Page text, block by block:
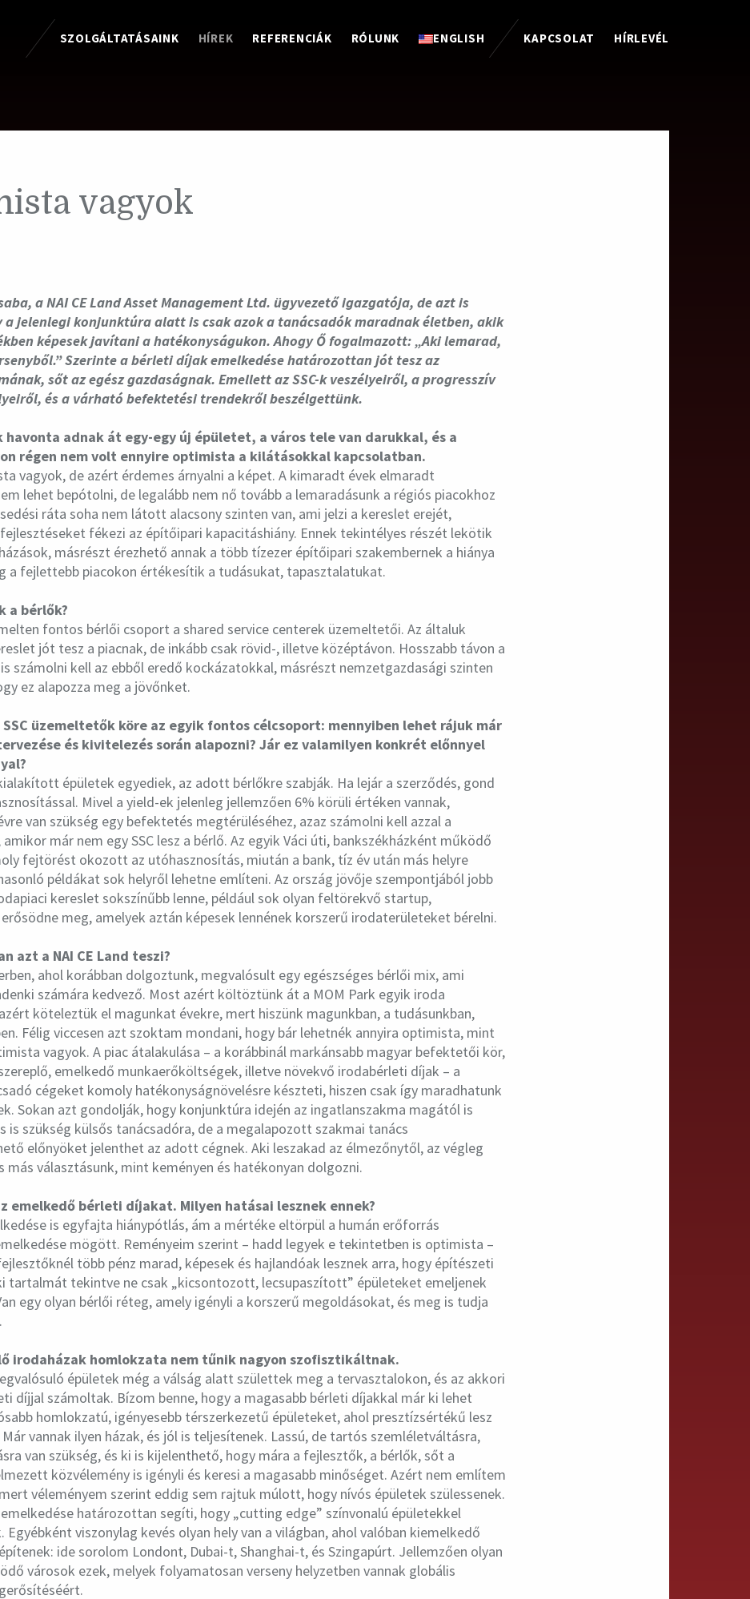
SZOLGÁLTATÁSAINK HÍREK REFERENCIÁK RÓLUNK ENGLISH KAPCSOLAT HÍRLEVÉL
vagyok
a NAI CE Land Asset Management Ltd. ügyvezető igazgatója, de azt is
a jelenlegi konjunktúra alatt is csak azok a tanácsadók maradnak életben, akik
képesek javítani a hatékonyságukon. Ahogy Ő fogalmazott: „Aki lemarad,
Szerinte a bérleti díjak emelkedése határozottan jót tesz az
sőt az egész gazdaságnak. Emellett az SSC-k veszélyeiről, a progresszív
és a várható befektetési trendekről beszélgettünk.
havonta adnak át egy-egy új épületet, a város tele van darukkal, és a
régen nem volt ennyire optimista a kilátásokkal kapcsolatban.
vagyok, de azért érdemes árnyalni a képet. A kimaradt évek elmaradt
lehet bepótolni, de legalább nem nő tovább a lemaradásunk a régiós piacokhoz
ráta soha nem látott alacsony szinten van, ami jelzi a kereslet erejét,
fékezi az építőipari kapacitáshiány. Ennek tekintélyes részét lekötik
másrészt érezhető annak a több tízezer építőipari szakembernek a hiánya
a fejlettebb piacokon értékesítik a tudásukat, tapasztalatukat.
a bérlők?
fontos bérlői csoport a shared service centerek üzemeltetői. Az általuk
jót tesz a piacnak, de inkább csak rövid-, illetve középtávon. Hosszabb távon a
számolni kell az ebből eredő kockázatokkal, másrészt nemzetgazdasági szinten
ez alapozza meg a jövőnket.
SSC üzemeltetők köre az egyik fontos célcsoport: mennyiben lehet rájuk már
és kivitelezés során alapozni? Jár ez valamilyen konkrét előnnyel
épületek egyediek, az adott bérlőkre szabják. Ha lejár a szerződés, gond
Mivel a yield-ek jelenleg jellemzően 6% körüli értéken vannak,
van szükség egy befektetés megtérüléséhez, azaz számolni kell azzal a
már nem egy SSC lesz a bérlő. Az egyik Váci úti, bankszékházként működő
fejtörést okozott az utóhasznosítás, miután a bank, tíz év után más helyre
példákat sok helyről lehetne említeni. Az ország jövője szempontjából jobb
kereslet sokszínűbb lenne, például sok olyan feltörekvő startup,
meg, amelyek aztán képesek lennének korszerű irodaterületeket bérelni.
azt a NAI CE Land teszi?
ahol korábban dolgoztunk, megvalósult egy egészséges bérlői mix, ami
számára kedvező. Most azért költöztünk át a MOM Park egyik iroda
köteleztük el magunkat évekre, mert hiszünk magunkban, a tudásunkban,
Félig viccesen azt szoktam mondani, hogy bár lehetnék annyira optimista, mint
vagyok. A piac átalakulása – a korábbinál markánsabb magyar befektetői kör,
emelkedő munkaerőköltségek, illetve növekvő irodabérleti díjak – a
cégeket komoly hatékonyságnövelésre készteti, hiszen csak így maradhatunk
Sokan azt gondolják, hogy konjunktúra idején az ingatlanszakma magától is
is szükség külsős tanácsadóra, de a megalapozott szakmai tanács
előnyöket jelenthet az adott cégnek. Aki leszakad az élmezőnytől, az végleg
más választásunk, mint keményen és hatékonyan dolgozni.
emelkedő bérleti díjakat. Milyen hatásai lesznek ennek?
is egyfajta hiánypótlás, ám a mértéke eltörpül a humán erőforrás
mögött. Reményeim szerint – hadd legyek e tekintetben is optimista –
több pénz marad, képesek és hajlandóak lesznek arra, hogy építészeti
tartalmát tekintve ne csak „kicsontozott, lecsupaszított” épületeket emeljenek
egy olyan bérlői réteg, amely igényli a korszerű megoldásokat, és meg is tudja
irodaházak homlokzata nem tűnik nagyon szofisztikáltnak.
épületek még a válság alatt születtek meg a tervasztalokon, és az akkori
díjjal számoltak. Bízom benne, hogy a magasabb bérleti díjakkal már ki lehet
homlokzatú, igényesebb térszerkezetű épületeket, ahol presztízsértékű lesz
vannak ilyen házak, és jól is teljesítenek. Lassú, de tartós szemléletváltásra,
van szükség, és ki is kijelenthető, hogy mára a fejlesztők, a bérlők, sőt a
közvélemény is igényli és keresi a magasabb minőséget. Azért nem említem
véleményem szerint eddig sem rajtuk múlott, hogy nívós épületek szülessenek.
határozottan segíti, hogy „cutting edge” színvonalú épületekkel
Egyébként viszonylag kevés olyan hely van a világban, ahol valóban kiemelkedő
ide sorolom Londont, Dubai-t, Shanghai-t, és Szingapúrt. Jellemzően olyan
városok ezek, melyek folyamatosan verseny helyzetben vannak globális